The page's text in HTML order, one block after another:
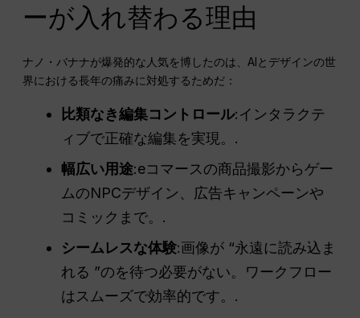
ーが入れ替わる理由
ナノ・バナナが爆発的な人気を博したのは、AIとデザインの世
界における長年の痛みに対処するためだ：
比類なき編集コントロール:インタラクテ
ィブで正確な編集を実現。.
幅広い用途:eコマースの商品撮影からゲー
ムのNPCデザイン、広告キャンペーンや
コミックまで。.
シームレスな体験:画像が “永遠に読み込ま
れる ”のを待つ必要がない。ワークフロー
はスムーズで効率的です。.